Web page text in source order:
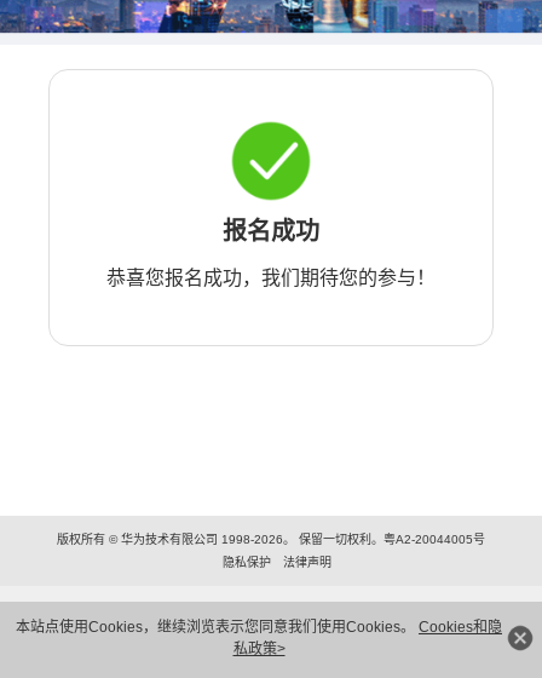
本站点使用Cookies，继续浏览表示您同意我们使用Cookies。 Cookies和隐
私政策>
报名成功
恭喜您报名成功，我们期待您的参与！
版权所有 © 华为技术有限公司 1998-2026。 保留一切权利。粤A2-20044005号
隐私保护
法律声明